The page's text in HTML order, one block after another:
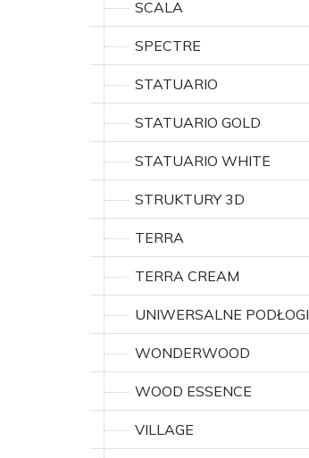
SCALA
SPECTRE
STATUARIO
STATUARIO GOLD
STATUARIO WHITE
STRUKTURY 3D
TERRA
TERRA CREAM
UNIWERSALNE PODŁOGI
WONDERWOOD
WOOD ESSENCE
VILLAGE